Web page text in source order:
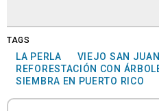
TAGS
LA PERLA
VIEJO SAN JUAN
REFORESTACIÓN CON
SIEMBRA EN PUERTO RICO